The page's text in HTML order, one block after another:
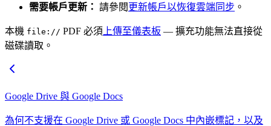
需要帳戶更新： 請參閱 更新帳戶以恢復雲端同步 。
本機 file:// PDF 必須 上傳至儀表板 — 擴充功能無法直接從
磁碟讀取。
Google Drive 與 Google Docs
為何不支援在 Google Drive 或 Google Docs 中內嵌標記，以及